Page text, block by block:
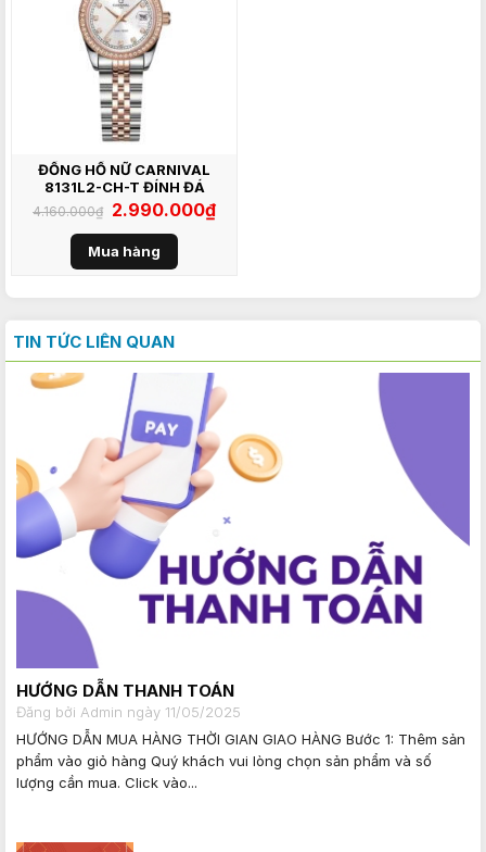
ĐỒNG HỒ NỮ CARNIVAL
8131L2-CH-T ĐÍNH ĐÁ
4.160.000₫ Giá
gốc
là:
4.160.000₫.
2.990.000₫Giá
hiện
Mua hàng
TIN TỨC LIÊN QUAN
HƯỚNG DẪN THANH TOÁN
Đăng bởi Admin ngày 11/05/2025
HƯỚNG DẪN MUA HÀNG THỜI GIAN GIAO HÀNG Bước 1: Thêm sản
phẩm vào giỏ hàng Quý khách vui lòng chọn sản phẩm và số
lượng cần mua. Click vào...